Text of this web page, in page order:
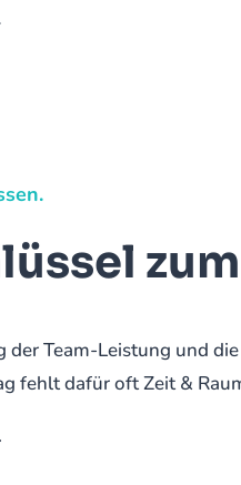
der Team-Leistung und
fehlt dafür oft Zeit &